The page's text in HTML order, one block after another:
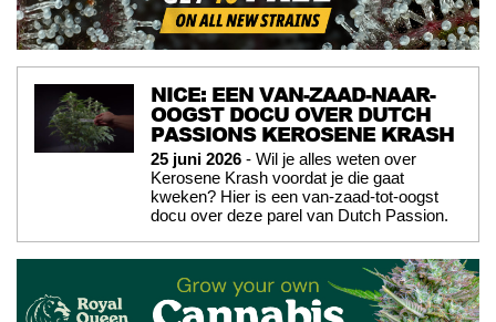
NICE: EEN VAN-ZAAD-NAAR-
OOGST DOCU OVER DUTCH
PASSIONS KEROSENE KRASH
25 juni 2026 - Wil je alles weten over
Kerosene Krash voordat je die gaat
kweken? Hier is een van-zaad-tot-oogst
docu over deze parel van Dutch Passion.